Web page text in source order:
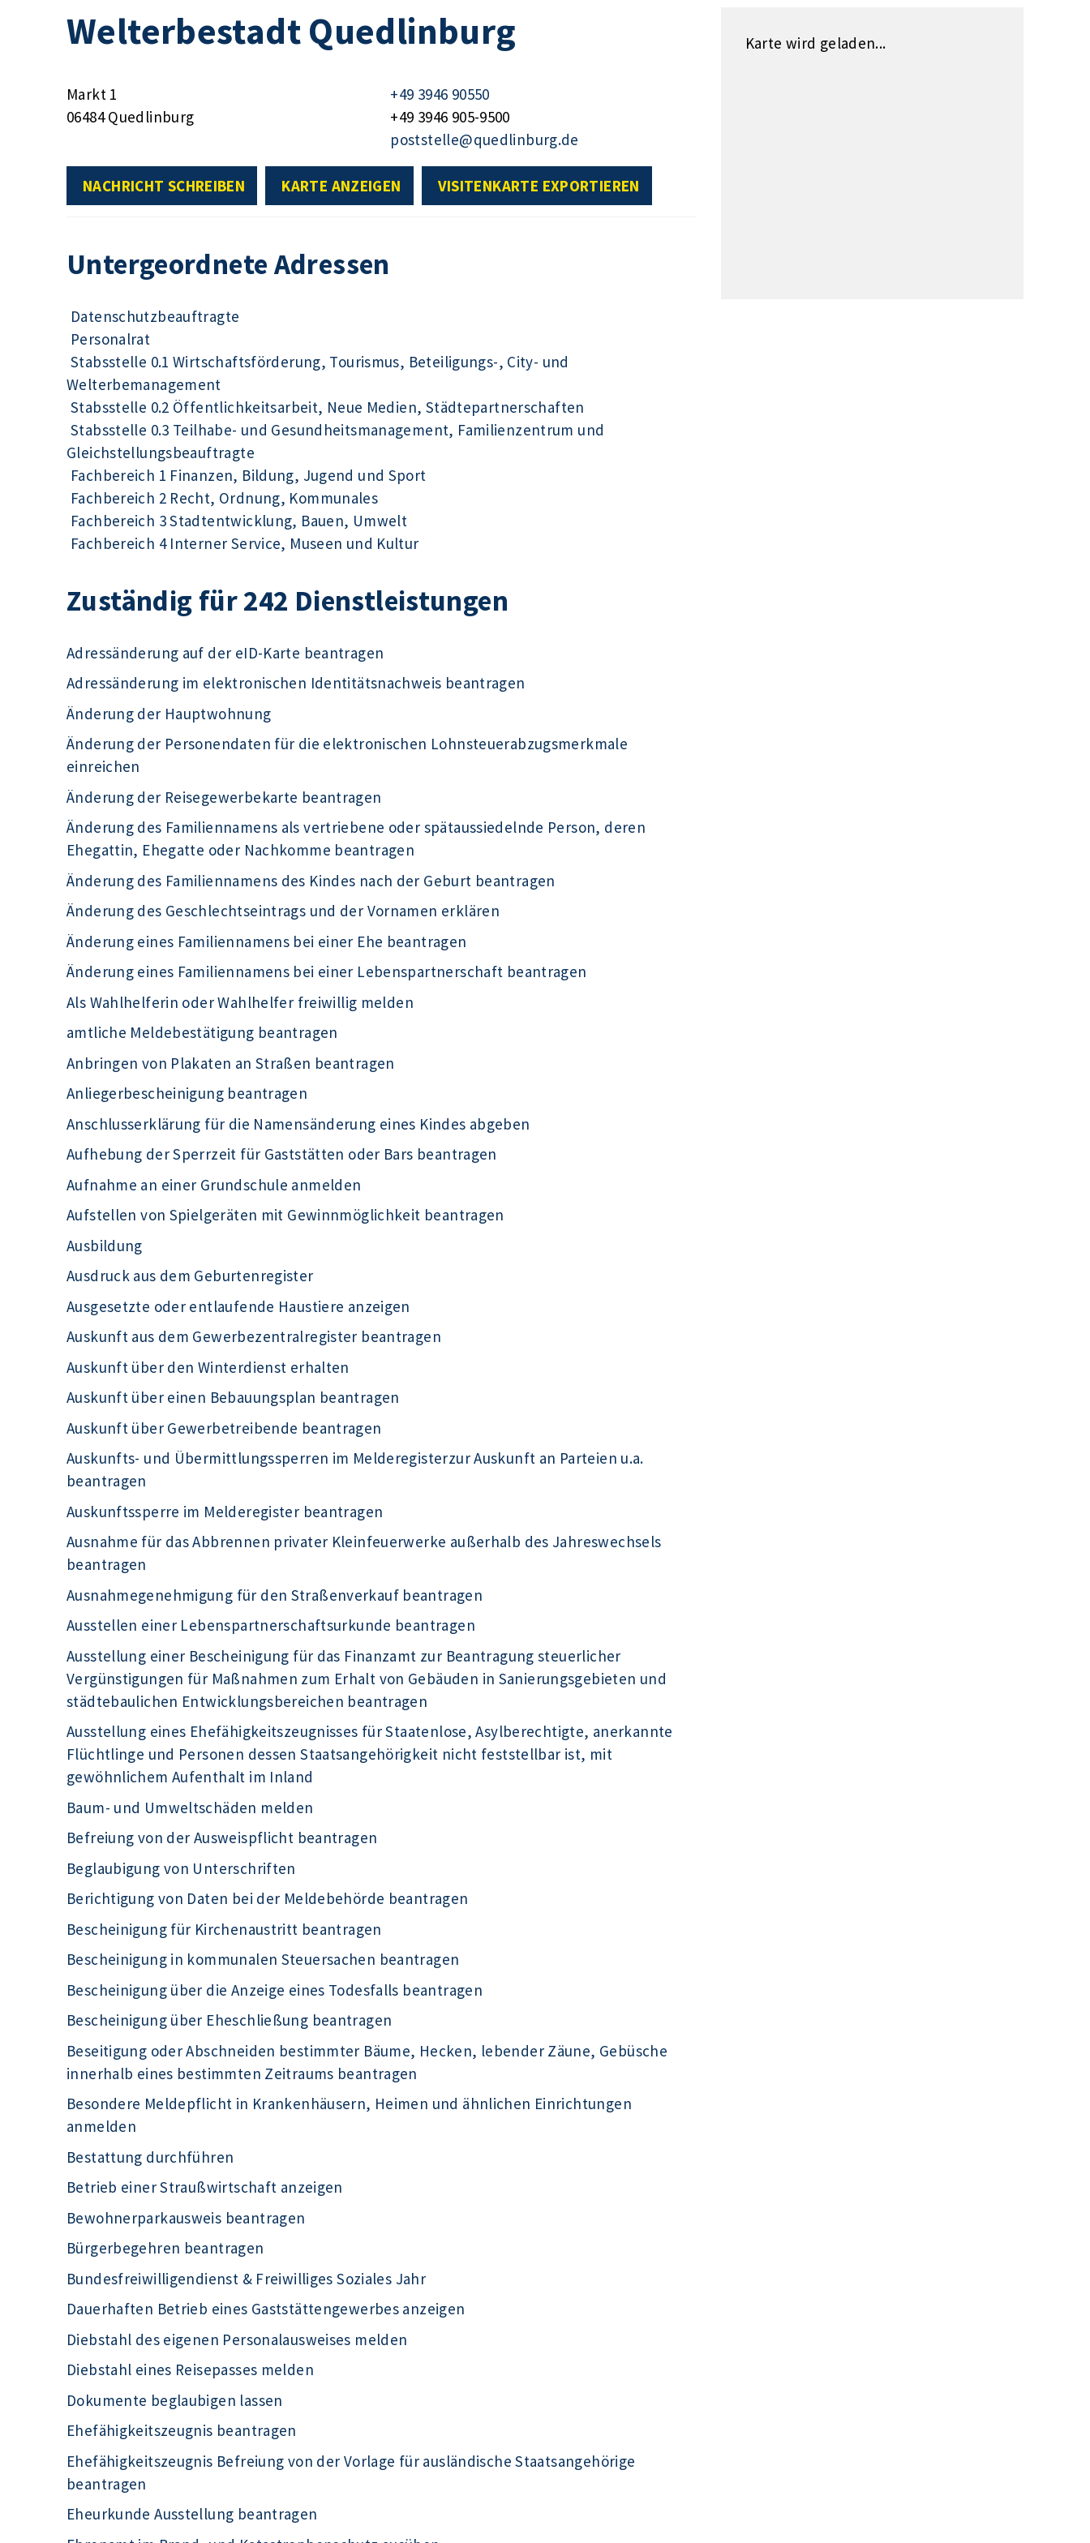
Welterbestadt Quedlinburg
Markt 1
06484 Quedlinburg
+49 3946 90550
+49 3946 905-9500
poststelle@quedlinburg.de
NACHRICHT SCHREIBEN KARTE ANZEIGEN VISITENKARTE EXPORTIEREN
Untergeordnete Adressen
Datenschutzbeauftragte
Personalrat
Stabsstelle 0.1 Wirtschaftsförderung, Tourismus, Beteiligungs-, City- und
Welterbemanagement
Stabsstelle 0.2 Öffentlichkeitsarbeit, Neue Medien, Städtepartnerschaften
Stabsstelle 0.3 Teilhabe- und Gesundheitsmanagement, Familienzentrum und
Gleichstellungsbeauftragte
Fachbereich 1 Finanzen, Bildung, Jugend und Sport
Fachbereich 2 Recht, Ordnung, Kommunales
Fachbereich 3 Stadtentwicklung, Bauen, Umwelt
Fachbereich 4 Interner Service, Museen und Kultur
Zuständig für 242 Dienstleistungen
Adressänderung auf der eID-Karte beantragen
Adressänderung im elektronischen Identitätsnachweis beantragen
Änderung der Hauptwohnung
Änderung der Personendaten für die elektronischen Lohnsteuerabzugsmerkmale
einreichen
Änderung der Reisegewerbekarte beantragen
Änderung des Familiennamens als vertriebene oder spätaussiedelnde Person, deren
Ehegattin, Ehegatte oder Nachkomme beantragen
Änderung des Familiennamens des Kindes nach der Geburt beantragen
Änderung des Geschlechtseintrags und der Vornamen erklären
Änderung eines Familiennamens bei einer Ehe beantragen
Änderung eines Familiennamens bei einer Lebenspartnerschaft beantragen
Als Wahlhelferin oder Wahlhelfer freiwillig melden
amtliche Meldebestätigung beantragen
Anbringen von Plakaten an Straßen beantragen
Anliegerbescheinigung beantragen
Anschlusserklärung für die Namensänderung eines Kindes abgeben
Aufhebung der Sperrzeit für Gaststätten oder Bars beantragen
Aufnahme an einer Grundschule anmelden
Aufstellen von Spielgeräten mit Gewinnmöglichkeit beantragen
Ausbildung
Ausdruck aus dem Geburtenregister
Ausgesetzte oder entlaufende Haustiere anzeigen
Auskunft aus dem Gewerbezentralregister beantragen
Auskunft über den Winterdienst erhalten
Auskunft über einen Bebauungsplan beantragen
Auskunft über Gewerbetreibende beantragen
Auskunfts- und Übermittlungssperren im Melderegisterzur Auskunft an Parteien u.a.
beantragen
Auskunftssperre im Melderegister beantragen
Ausnahme für das Abbrennen privater Kleinfeuerwerke außerhalb des Jahreswechsels
beantragen
Ausnahmegenehmigung für den Straßenverkauf beantragen
Ausstellen einer Lebenspartnerschaftsurkunde beantragen
Ausstellung einer Bescheinigung für das Finanzamt zur Beantragung steuerlicher
Vergünstigungen für Maßnahmen zum Erhalt von Gebäuden in Sanierungsgebieten und
städtebaulichen Entwicklungsbereichen beantragen
Ausstellung eines Ehefähigkeitszeugnisses für Staatenlose, Asylberechtigte, anerkannte
Flüchtlinge und Personen dessen Staatsangehörigkeit nicht feststellbar ist, mit
gewöhnlichem Aufenthalt im Inland
Baum- und Umweltschäden melden
Befreiung von der Ausweispflicht beantragen
Beglaubigung von Unterschriften
Berichtigung von Daten bei der Meldebehörde beantragen
Bescheinigung für Kirchenaustritt beantragen
Bescheinigung in kommunalen Steuersachen beantragen
Bescheinigung über die Anzeige eines Todesfalls beantragen
Bescheinigung über Eheschließung beantragen
Beseitigung oder Abschneiden bestimmter Bäume, Hecken, lebender Zäune, Gebüsche
innerhalb eines bestimmten Zeitraums beantragen
Besondere Meldepflicht in Krankenhäusern, Heimen und ähnlichen Einrichtungen
anmelden
Bestattung durchführen
Betrieb einer Straußwirtschaft anzeigen
Bewohnerparkausweis beantragen
Bürgerbegehren beantragen
Bundesfreiwilligendienst & Freiwilliges Soziales Jahr
Dauerhaften Betrieb eines Gaststättengewerbes anzeigen
Diebstahl des eigenen Personalausweises melden
Diebstahl eines Reisepasses melden
Dokumente beglaubigen lassen
Ehefähigkeitszeugnis beantragen
Ehefähigkeitszeugnis Befreiung von der Vorlage für ausländische Staatsangehörige
beantragen
Eheurkunde Ausstellung beantragen
Karte wird geladen...